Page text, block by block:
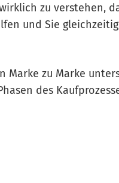
zu verstehen,
und Sie
Marke zu Marke
des